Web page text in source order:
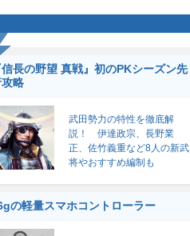
信長の野望 真戦』初のPKシーズン先
略
武田勢力の特性を徹底解
説！ 伊達政宗、長野業
正、佐竹義重など8人の新武
将やおすすめ編制も
の軽量スマホコントローラー